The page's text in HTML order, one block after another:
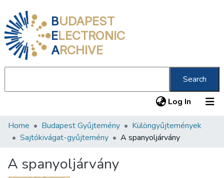
BUDAPEST
ELECTRONIC
ARCHIVE
Search
Log In (current)
Communities & Collections
Statistics
Home Budapest Gyűjtemény
Különgyűjtemények
Sajtókivágat-gyűjtemény
A spanyoljárvány
A spanyoljárvány